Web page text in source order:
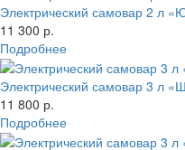
Электрический самовар 2 л
11 300 р.
Подробнее
Электрический самовар 3 л
11 800 р.
Подробнее